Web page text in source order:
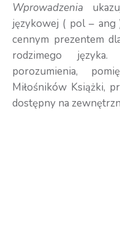
Wprowadzenia
językowej ( pol – ang
cennym prezentem
rodzimego
porozumienia,
Miłośników Książki,
dostępny na